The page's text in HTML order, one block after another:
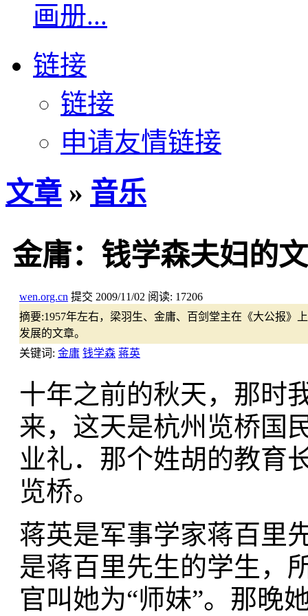
画册...
链接
链接
申请友情链接
文章 » 音乐
金庸：钱学森夫妇的
wen.org.cn 提交 2009/11/02 阅读: 17206
摘要:1957年左右，梁羽生、金庸、百剑堂主在《大公报》
发展的文章。
关键词: 金庸 钱学森 蒋英
十年之前的秋天，那时
来，这天是杭州览桥国
业礼．那个姓胡的教育
览桥。
蒋英是军事学家蒋百里
是蒋百里先生的学生，
官叫她为“师妹”。那晚